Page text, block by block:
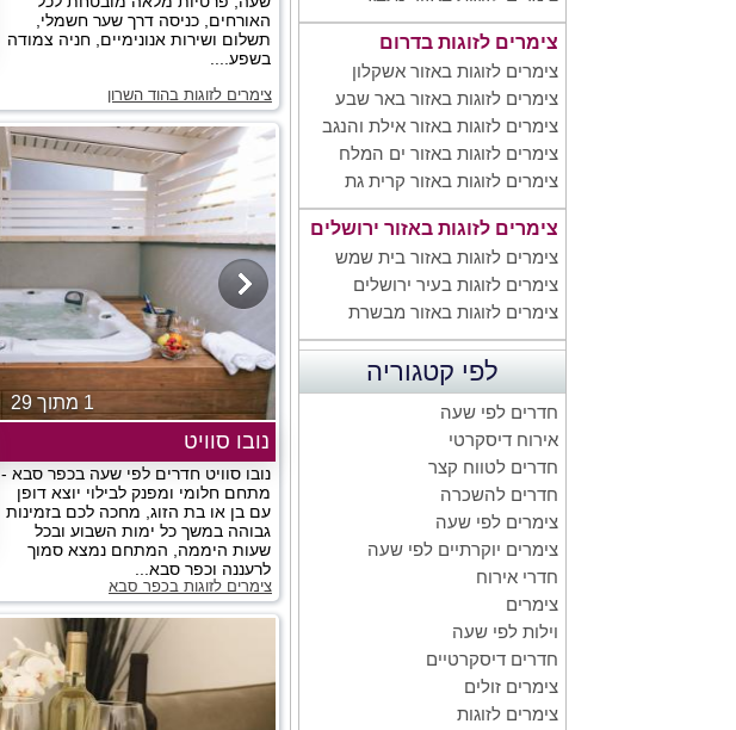
צימרים לזוגות בדרום
צימרים לזוגות באזור אשקלון
צימרים לזוגות באזור באר שבע
צימרים לזוגות באזור אילת והנגב
צימרים לזוגות באזור ים המלח
צימרים לזוגות באזור קרית גת
צימרים לזוגות באזור ירושלים
צימרים לזוגות באזור בית שמש
צימרים לזוגות בעיר ירושלים
צימרים לזוגות באזור מבשרת
לפי קטגוריה
חדרים לפי שעה
אירוח דיסקרטי
חדרים לטווח קצר
חדרים להשכרה
צימרים לפי שעה
צימרים יוקרתיים לפי שעה
חדרי אירוח
צימרים
וילות לפי שעה
חדרים דיסקרטיים
צימרים זולים
צימרים לזוגות
האורחים, כניסה דרך שער חשמלי,
תשלום ושירות אנונימיים, חניה צמודה
בשפע....
צימרים לזוגות בהוד השרון
1 מתוך 29
נובו סוויט
נובו סוויט חדרים לפי שעה בכפר סבא -
מתחם חלומי ומפנק לבילוי יוצא דופן
עם בן או בת הזוג, מחכה לכם בזמינות
גבוהה במשך כל ימות השבוע ובכל
שעות היממה, המתחם נמצא סמוך
לרעננה וכפר סבא...
צימרים לזוגות בכפר סבא